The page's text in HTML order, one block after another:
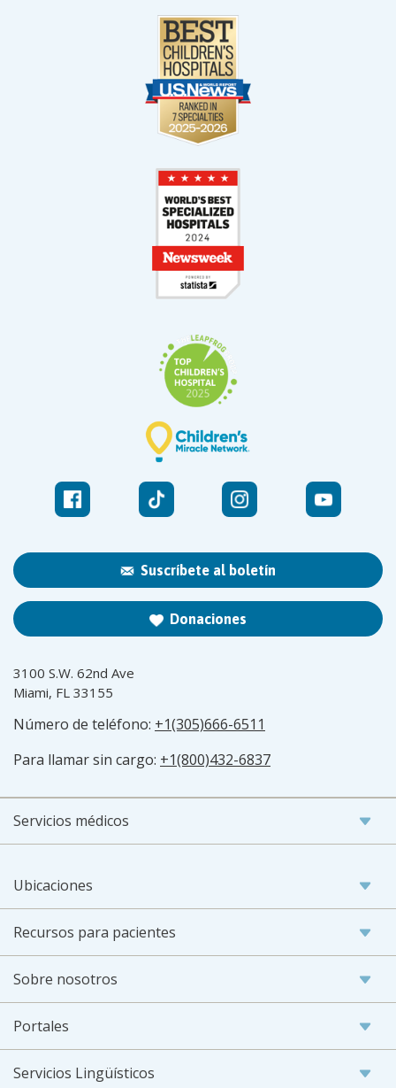
Suscríbete al boletín
Donaciones
3100 S.W. 62nd Ave
Miami, FL 33155
Número de teléfono: +1(305)666-6511
Para llamar sin cargo: +1(800)432-6837
Servicios médicos
Ubicaciones
Recursos para pacientes
Sobre nosotros
Portales
Servicios Lingüísticos